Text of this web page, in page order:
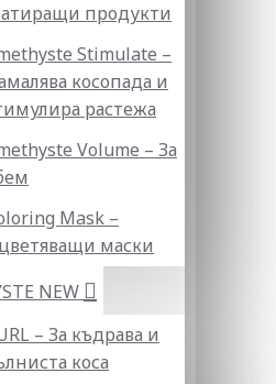
продукти
Stimulate –
косопада и
растежа
Volume – За
Mask –
маски
NEW
– За къдрава и
коса